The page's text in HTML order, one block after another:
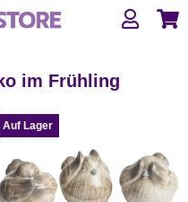
im Frühling
Auf Lager